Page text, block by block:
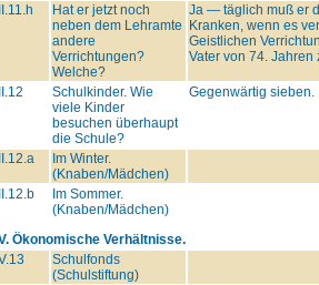
Hat er jetzt noch
neben dem Lehramte
andere
Verrichtungen?
Welche?
Ja — täglich muß er
Kranken, wenn es
Geistlichen
Vater von 74. Jahren
Schulkinder. Wie
viele Kinder
besuchen überhaupt
die Schule?
Gegenwärtig sieben.
Im Winter.
(Knaben/Mädchen)
Im Sommer.
(Knaben/Mädchen)
Ökonomische Verhältnisse.
Schulfonds
(Schulstiftung)